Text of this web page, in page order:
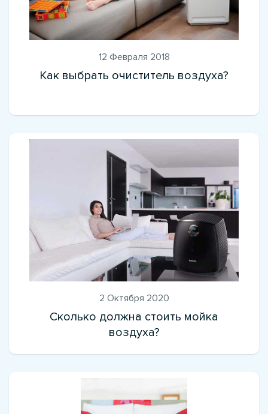
12 Февраля 2018
Как выбрать очиститель воздуха?
2 Октября 2020
Сколько должна стоить мойка
воздуха?